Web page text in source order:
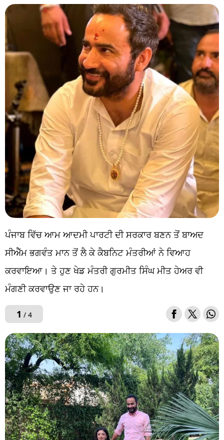
ਪੰਜਾਬ ਵਿੱਚ ਆਮ ਆਦਮੀ ਪਾਰਟੀ ਦੀ ਸਰਕਾਰ ਬਣਨ ਤੋਂ ਬਾਅਦ
ਸੀਐੱਮ ਭਗਵੰਤ ਮਾਨ ਤੋਂ ਲੈ ਕੇ ਕੈਬਨਿਟ ਮੰਤਰੀਆਂ ਨੇ ਵਿਆਹ
ਕਰਵਾਇਆ। ਤੇ ਹੁਣ ਖੇਡ ਮੰਤਰੀ ਗੁਰਮੀਤ ਸਿੰਘ ਮੀਤ ਹੇਅਰ ਵੀ
ਮੰਗਣੀ ਕਰਵਾਉਣ ਜਾ ਰਹੇ ਹਨ।
1 / 4